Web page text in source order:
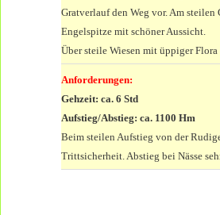
Gratverlauf den Weg vor. Am
Engelspitze mit schöner Aussicht.
Über steile Wiesen mit üppiger
Anforderungen:
Gehzeit: ca. 6 Std
Aufstieg/Abstieg: ca. 1100 Hm
Beim steilen Aufstieg von der
Trittsicherheit. Abstieg bei Nässe